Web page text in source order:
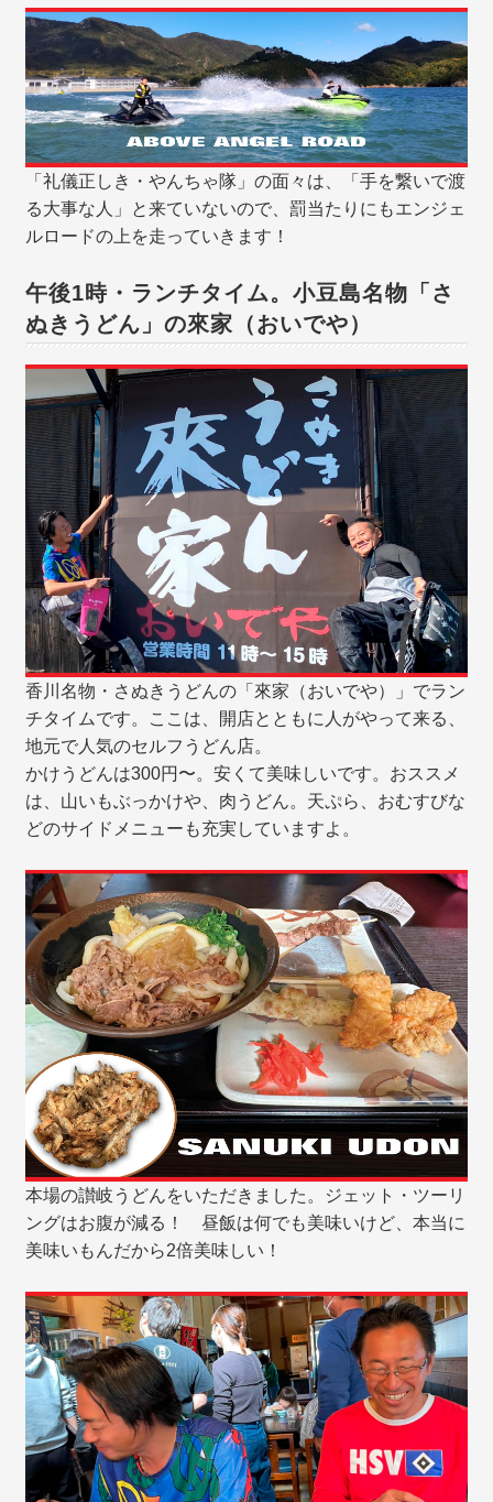
「礼儀正しき・やんちゃ隊」の面々は、「手を繋いで渡
る大事な人」と来ていないので、罰当たりにもエンジェ
ルロードの上を走っていきます！
午後1時・ランチタイム。小豆島名物「さ
ぬきうどん」の來家（おいでや）
香川名物・さぬきうどんの「來家（おいでや）」でラン
チタイムです。ここは、開店とともに人がやって来る、
地元で人気のセルフうどん店。
かけうどんは300円〜。安くて美味しいです。おススメ
は、山いもぶっかけや、肉うどん。天ぷら、おむすびな
どのサイドメニューも充実していますよ。
本場の讃岐うどんをいただきました。ジェット・ツーリ
ングはお腹が減る！ 昼飯は何でも美味いけど、本当に
美味いもんだから2倍美味しい！